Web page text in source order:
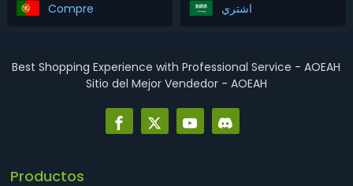
Compre اشتري
Best Shopping Experience with Professional Service - AOEAH
Sitio del Mejor Vendedor - AOEAH
Productos